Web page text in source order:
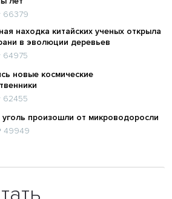
66379
находка китайских ученых открыла
в эволюции деревьев
64975
новые космические
62455
произошли от микроводоросли
49949